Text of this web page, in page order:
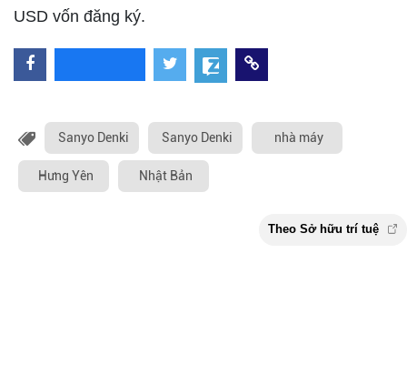
USD vốn đăng ký.
Sanyo Denki Sanyo Denki nhà máy
Hưng Yên Nhật Bản